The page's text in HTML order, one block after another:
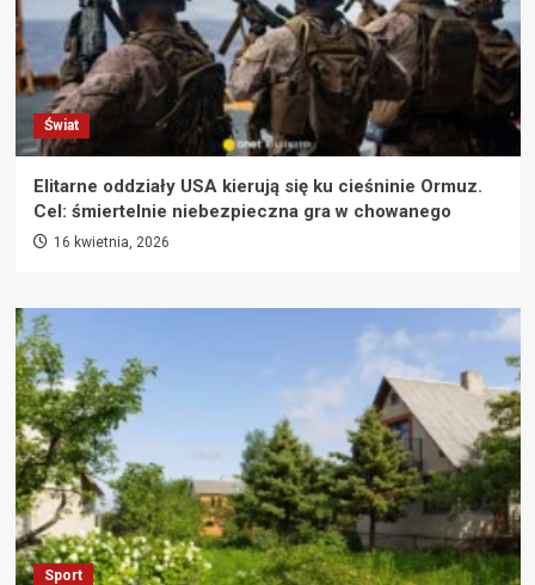
Świat
Elitarne oddziały USA kierują się ku cieśninie Ormuz.
Cel: śmiertelnie niebezpieczna gra w chowanego
16 kwietnia, 2026
Sport